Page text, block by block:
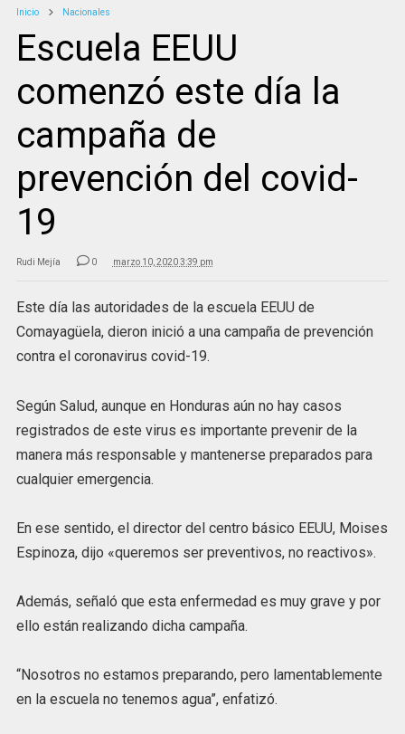
Inicio Nacionales
Escuela EEUU
comenzó este día la
campaña de
prevención del covid-
19
Rudi Mejía 0 marzo 10, 2020 3:39 pm
Este día las autoridades de la escuela EEUU de
Comayagüela, dieron inició a una campaña de prevención
contra el coronavirus covid-19.
Según Salud, aunque en Honduras aún no hay casos
registrados de este virus es importante prevenir de la
manera más responsable y mantenerse preparados para
cualquier emergencia.
En ese sentido, el director del centro básico EEUU, Moises
Espinoza, dijo «queremos ser preventivos, no reactivos».
Además, señaló que esta enfermedad es muy grave y por
ello están realizando dicha campaña.
“Nosotros no estamos preparando, pero lamentablemente
en la escuela no tenemos agua”, enfatizó.